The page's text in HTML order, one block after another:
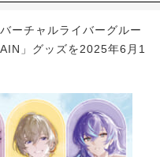
ーチャルライバーグルー
」グッズを2025年6月1